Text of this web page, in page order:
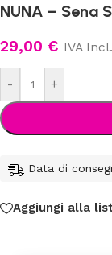
NUNA – Sena
29,00 € IVA Incl.
- +
Data di
Aggiungi alla